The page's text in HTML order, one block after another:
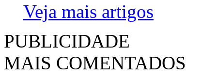
Veja mais artigos
PUBLICIDADE
MAIS COMENTADOS